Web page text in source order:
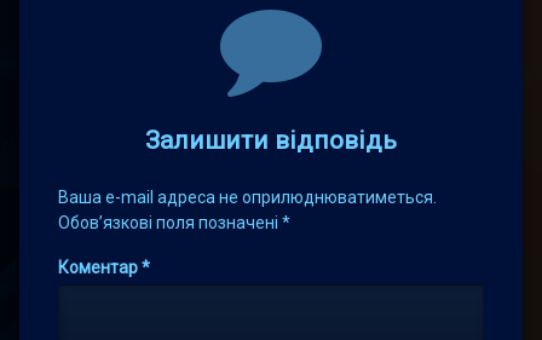
Залишити відповідь
Ваша e-mail адреса не оприлюднюватиметься.
Обов’язкові поля позначені *
Коментар*